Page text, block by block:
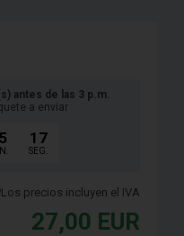
antes de las 3 p.m.
a enviar
16
SEG.
precios incluyen el IVA
27,00 EUR